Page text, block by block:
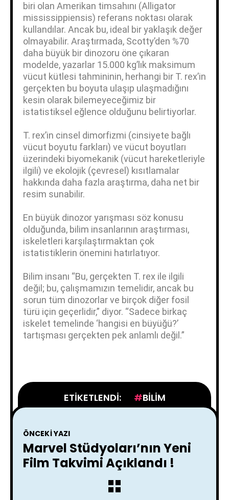
biri olan Amerikan timsahını (Alligator
mississippiensis) referans noktası olarak
kullandılar. Ancak bu, ideal bir yaklaşık değer
olmayabilir. Araştırmada, Scotty’den %70
daha büyük bir dinozoru öne çıkaran
modelde, yazarlar 15.000 kg’lık maksimum
vücut kütlesi tahmininin, herhangi bir T. rex’in
gerçekten bu boyuta ulaşıp ulaşmadığını
kesin olarak bilemeyeceğimiz bir
istatistiksel eğlence olduğunu belirtiyorlar.
T. rex’in cinsel dimorfizmi (cinsiyete bağlı
vücut boyutu farkları) ve vücut boyutları
üzerindeki biyomekanik (vücut hareketleriyle
ilgili) ve ekolojik (çevresel) kısıtlamalar
hakkında daha fazla araştırma, daha net bir
resim sunabilir.
En büyük dinozor yarışması söz konusu
olduğunda, bilim insanlarının araştırması,
iskeletleri karşılaştırmaktan çok
istatistiklerin önemini hatırlatıyor.
Bilim insanı “Bu, gerçekten T. rex ile ilgili
değil; bu, çalışmamızın temelidir, ancak bu
sorun tüm dinozorlar ve birçok diğer fosil
türü için geçerlidir,” diyor. “Sadece birkaç
iskelet temelinde ‘hangisi en büyüğü?’
tartışması gerçekten pek anlamlı değil.”
ETIKETLENDI: BILIM
ÖNCEKI YAZI
Marvel Stüdyoları’nın Yeni
Film Takvimi Açıklandı !